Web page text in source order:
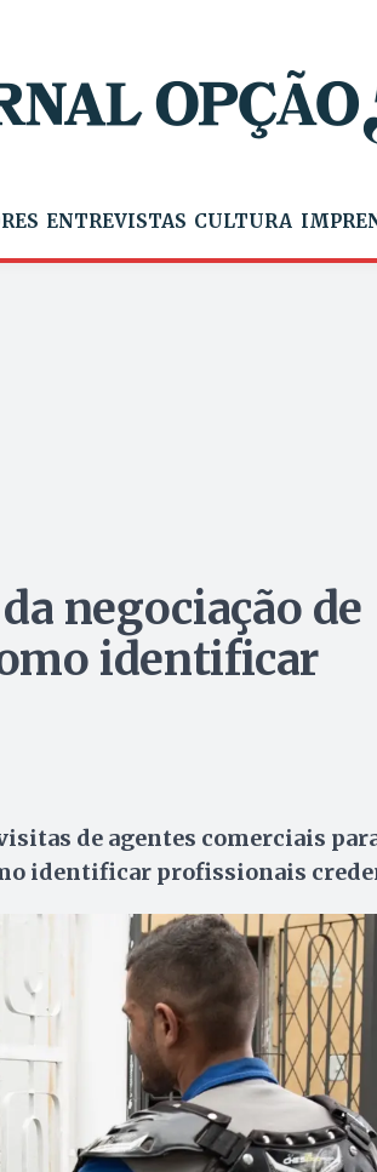
ENTREVISTAS CULTURA
negociação de
identificar
de agentes comerciais
identificar profissionais